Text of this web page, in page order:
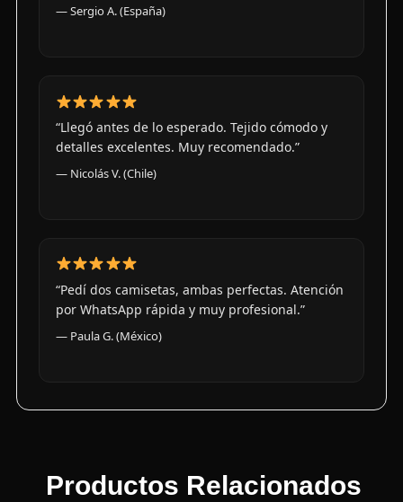
— Sergio A. (España)
“Llegó antes de lo esperado. Tejido cómodo y
detalles excelentes. Muy recomendado.”
— Nicolás V. (Chile)
“Pedí dos camisetas, ambas perfectas. Atención
por WhatsApp rápida y muy profesional.”
— Paula G. (México)
Productos Relacionados